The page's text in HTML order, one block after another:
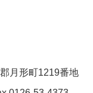
月形町1219番地